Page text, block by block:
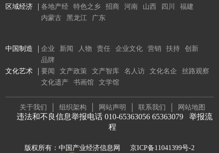
区域经济
各地产经 特色之乡 招商 河南 山西 四川
福建
内蒙古
黑龙江 广东
中国制造 企业 新闻 人物 责任 企业文化 营销 扶持
创新
品牌
文化艺术
要闻 文产政策 文产智库 名人访 文化名企
丝路观察
文化遗产
书画馆 文学馆
关于我们 组织架构 网站声明 联系我们 网站地图
违法和不良信息举报电话 010-65363056 65363079 举报流
程
版权所有：中国产业经济信息网 京ICP备11041399号-2